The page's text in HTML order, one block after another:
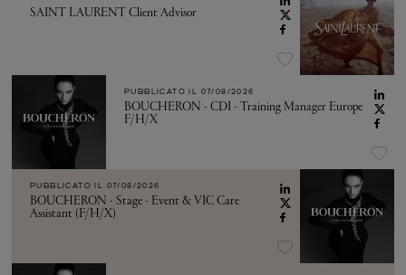
SAINT LAURENT Client Advisor
PUBBLICATO IL 07/08/2026
BOUCHERON - CDI - Training Manager Europe
F/H/X
PUBBLICATO IL 07/08/2026
BOUCHERON - Stage - Event & VIC Care
Assistant (F/H/X)